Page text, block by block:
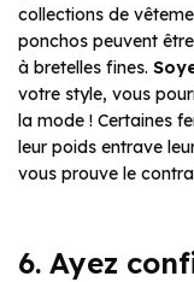
collections de
ponchos peuvent
à bretelles fines.
votre style, vous
la mode ! Certaines
leur poids entrave
vous prouve le
6. Ayez